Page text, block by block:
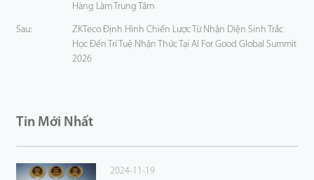
Hàng Làm Trung Tâm
Sau:
ZKTeco Định Hình Chiến Lược Từ Nhận Diện Sinh Trắc
Học Đến Trí Tuệ Nhận Thức Tại AI For Good Global Summit
2026
Tin Mới Nhất
2024-11-19